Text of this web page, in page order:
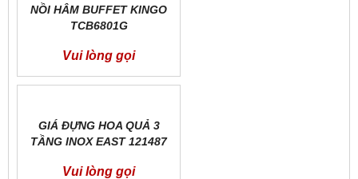
NỒI HÂM BUFFET KINGO
TCB6801G
Vui lòng gọi
GIÁ ĐỰNG HOA QUẢ 3
TẦNG INOX EAST 121487
Vui lòng gọi